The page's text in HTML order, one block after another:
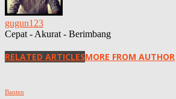
gugun123
Cepat - Akurat - Berimbang
RELATED ARTICLESMORE FROM AUTHOR
Banten